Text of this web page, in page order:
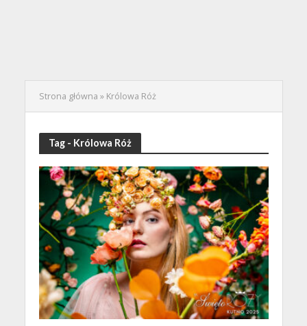
Strona główna » Królowa Róż
Tag - Królowa Róż